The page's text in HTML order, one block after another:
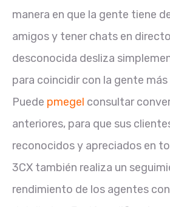
manera en que la gente tiene
amigos y tener chats en
desconocida desliza
para coincidir con la gente
Puede pmegel consultar
anteriores, para que sus
reconocidos y apreciados en
3CX también realiza un
rendimiento de los agentes